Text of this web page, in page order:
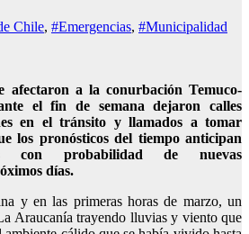
Chile, #Emergencias, #Municipalidad
afectaron a la conurbación Temuco-
el fin de semana dejaron calles
en el tránsito y llamados a tomar
los pronósticos del tiempo anticipan
con probabilidad de nuevas
días.
y en las primeras horas de marzo, un
Araucanía trayendo lluvias y viento que